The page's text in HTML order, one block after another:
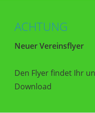
ACHTUNG
Neuer Vereinsflyer
Den Flyer findet Ihr
Download